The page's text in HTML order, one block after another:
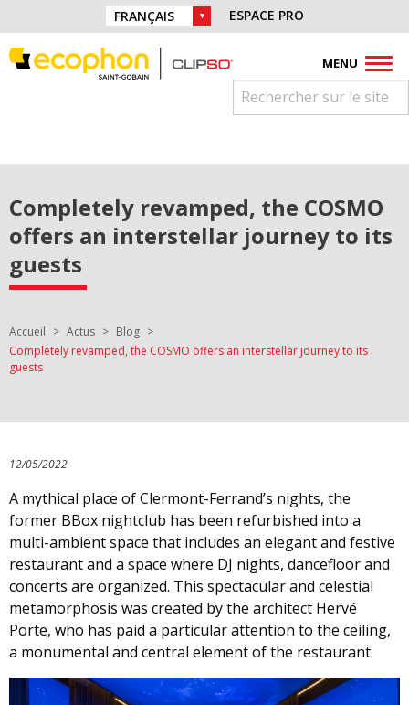
Aller directement à la navigation
Aller directement au contenu
Retrouvez nous sur :
FacebookInstagram
YoutubePinterestLinkedin
CHOIX DE LA LANGUE :ESPACE PRO
MENU
Completely revamped, the COSMO
offers an interstellar journey to its
guests
Vous êtes ici :
Accueil Actus
Blog
Completely revamped, the COSMO offers an interstellar journey to its
guests
12/05/2022
A mythical place of Clermont-Ferrand’s nights, the
former BBox nightclub has been refurbished into a
multi-ambient space that includes an elegant and festive
restaurant and a space where DJ nights, dancefloor and
concerts are organized. This spectacular and celestial
metamorphosis was created by the architect Hervé
Porte, who has paid a particular attention to the ceiling,
a monumental and central element of the restaurant.